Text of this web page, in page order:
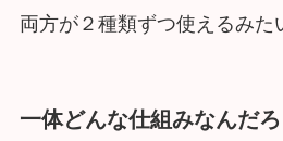
両方が２種類ずつ使えるみた
一体どんな仕組みなんだろ